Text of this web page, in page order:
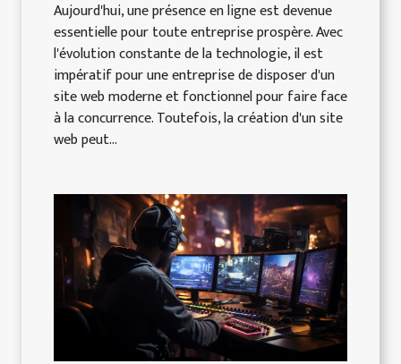
Aujourd'hui, une présence en ligne est devenue
essentielle pour toute entreprise prospère. Avec
l'évolution constante de la technologie, il est
impératif pour une entreprise de disposer d'un
site web moderne et fonctionnel pour faire face
à la concurrence. Toutefois, la création d'un site
web peut...